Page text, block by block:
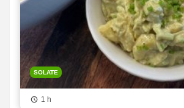
SOLATE
1 h